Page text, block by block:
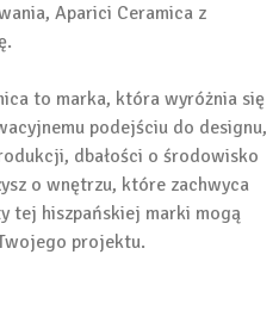
Aparici Ceramica z
to marka, która wyróżnia się
podejściu do designu,
dbałości o środowisko
o wnętrzu, które zachwyca
tej hiszpańskiej marki mogą
projektu.